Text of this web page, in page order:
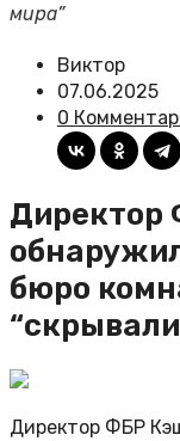
мира”
Виктор
07.06.2025
0
Директор
бюро
Директор ФБР